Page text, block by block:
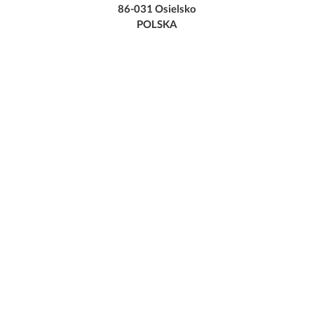
86-031 Osielsko
POLSKA